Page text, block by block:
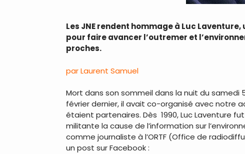
Les JNE rendent hommage à Luc
pour faire avancer l’outremer et
proches.
par Laurent Samuel
Mort dans son sommeil dans la nuit du samedi
février dernier, il avait co-organisé avec notre
étaient partenaires. Dès 1990, Luc Laventure
militante la cause de l’information sur
comme journaliste à l’ORTF (Office de
un post sur Facebook :